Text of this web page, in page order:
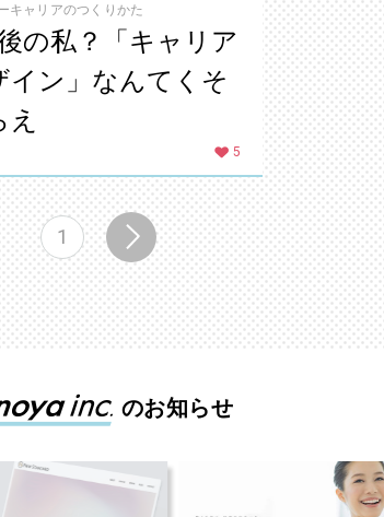
キャリアのつくりかた
の私？「キャリア
イン」なんてくそ
え
5
1
のお知らせ